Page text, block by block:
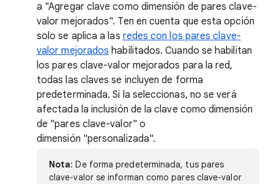
a "Agregar clave como dimensión de pares clave-
valor mejorados". Ten en cuenta que esta opción
solo se aplica a las redes con los pares clave-
valor mejorados habilitados. Cuando se habilitan
los pares clave-valor mejorados para la red,
todas las claves se incluyen de forma
predeterminada. Si la seleccionas, no se verá
afectada la inclusión de la clave como dimensión
de "pares clave-valor" o
dimensión "personalizada".
Nota: De forma predeterminada, tus pares
clave-valor se informan como pares clave-valor